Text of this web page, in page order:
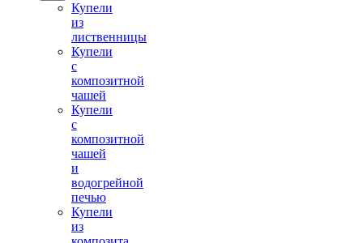
Купели
из
лиственницы
Купели
с
композитной
чашей
Купели
с
композитной
чашей
и
водогрейной
печью
Купели
из